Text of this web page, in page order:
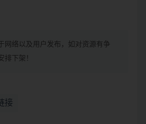
网络以及用户发布，如对资源有争
排下架！
接